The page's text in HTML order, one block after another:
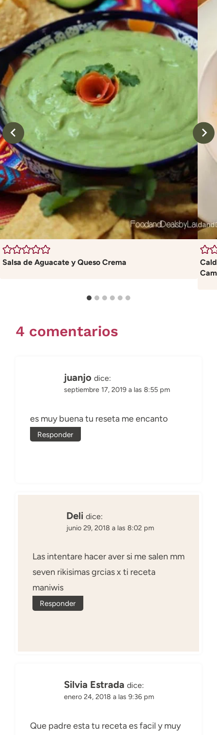
Salsa de Aguacate y Queso Crema
4 comentarios
juanjo dice:
septiembre 17, 2019 a las 8:55 pm
es muy buena tu reseta me encanto
Responder
Deli dice:
junio 29, 2018 a las 8:02 pm
Las intentare hacer aver si me salen mm
seven rikisimas grcias x ti receta
maniwis
Responder
Silvia Estrada dice:
enero 24, 2018 a las 9:36 pm
Que padre esta tu receta es facil y muy